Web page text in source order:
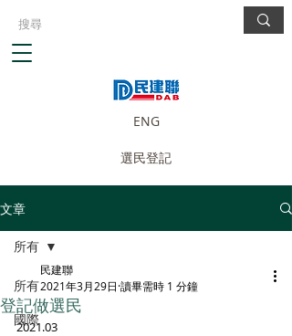
ENG
選民登記
文章
所有
國際
所有
登記做選民
民建聯
2021年3月29日 讀畢需時 1 分鐘
2021.03